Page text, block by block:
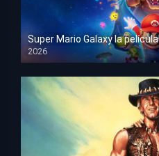
Super Mario Galaxy la película
2026
HD 1080p